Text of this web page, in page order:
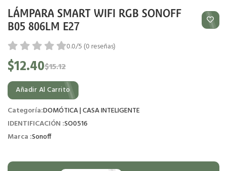
LÁMPARA SMART WIFI RGB SONOFF
B05 806LM E27
0.0/5 (0 reseñas)
$12.40$15.12
Añadir Al Carrito
Categoría:DOMÓTICA | CASA INTELIGENTE
IDENTIFICACIÓN :SO0516
Marca :Sonoff